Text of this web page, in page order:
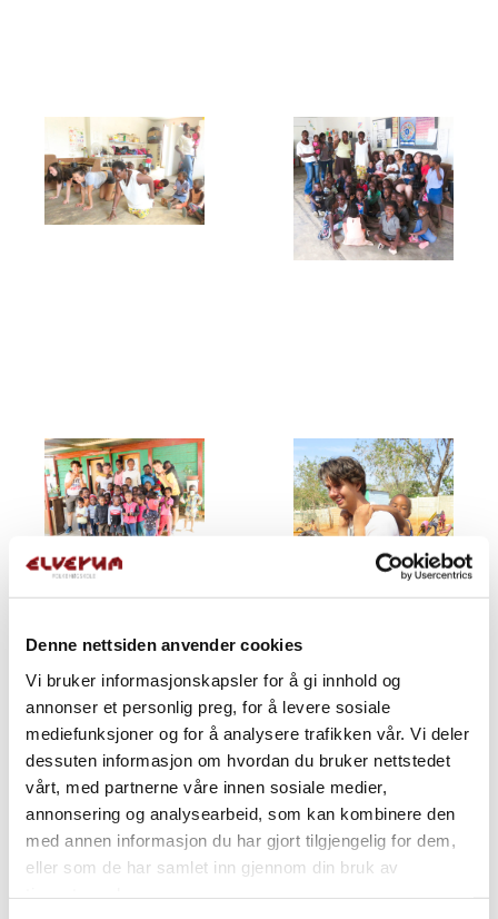
Denne nettsiden anvender cookies
Vi bruker informasjonskapsler for å gi innhold og
annonser et personlig preg, for å levere sosiale
mediefunksjoner og for å analysere trafikken vår. Vi deler
dessuten informasjon om hvordan du bruker nettstedet
vårt, med partnerne våre innen sosiale medier,
annonsering og analysearbeid, som kan kombinere den
med annen informasjon du har gjort tilgjengelig for dem,
eller som de har samlet inn gjennom din bruk av